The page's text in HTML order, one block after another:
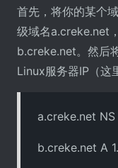
首先，将你的某个
级域名a.creke.net
b.creke.net。然后
Linux服务器IP（这
a.creke.net
b.creke.net A